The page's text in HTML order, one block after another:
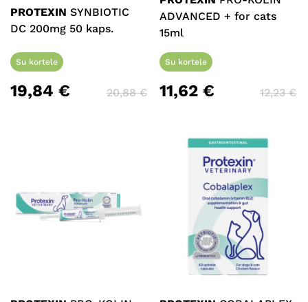
PROTEXIN SYNBIOTIC
DC 200mg 50 kaps.
Su kortele
19,84 € 20,88€
ADVANCED + for cats
15ml
Su kortele
11,62€ 12,23€